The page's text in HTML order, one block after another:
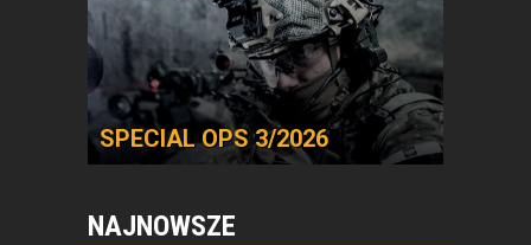
SPECIAL OPS 3/2026
NAJNOWSZE